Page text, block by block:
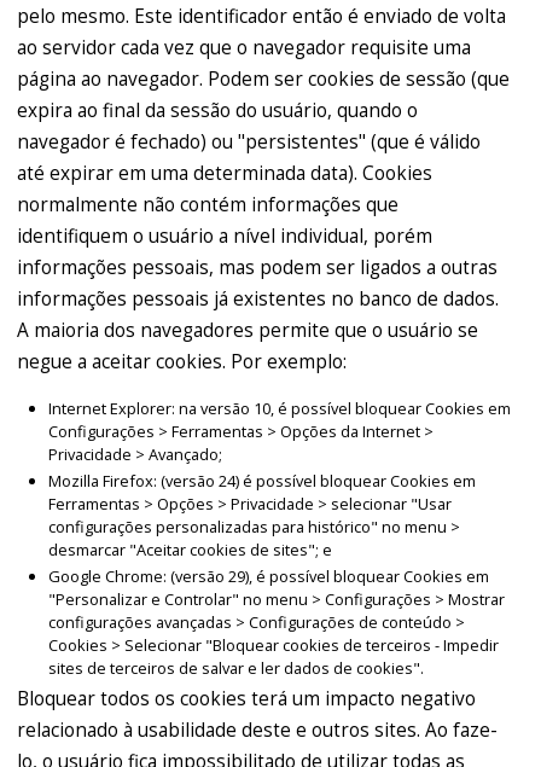
pelo mesmo. Este identificador então é enviado de volta
ao servidor cada vez que o navegador requisite uma
página ao navegador. Podem ser cookies de sessão (que
expira ao final da sessão do usuário, quando o
navegador é fechado) ou "persistentes" (que é válido
até expirar em uma determinada data). Cookies
normalmente não contém informações que
identifiquem o usuário a nível individual, porém
informações pessoais, mas podem ser ligados a outras
informações pessoais já existentes no banco de dados.
A maioria dos navegadores permite que o usuário se
negue a aceitar cookies. Por exemplo:
Internet Explorer: na versão 10, é possível bloquear Cookies em
Configurações > Ferramentas > Opções da Internet >
Privacidade > Avançado;
Mozilla Firefox: (versão 24) é possível bloquear Cookies em
Ferramentas > Opções > Privacidade > selecionar "Usar
configurações personalizadas para histórico" no menu >
desmarcar "Aceitar cookies de sites"; e
Google Chrome: (versão 29), é possível bloquear Cookies em
"Personalizar e Controlar" no menu > Configurações > Mostrar
configurações avançadas > Configurações de conteúdo >
Cookies > Selecionar "Bloquear cookies de terceiros - Impedir
sites de terceiros de salvar e ler dados de cookies".
Bloquear todos os cookies terá um impacto negativo
relacionado à usabilidade deste e outros sites. Ao faze-